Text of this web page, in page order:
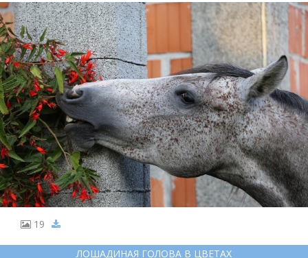
19
ЛОШАДИНАЯ ГОЛОВА В ЦВЕТАХ